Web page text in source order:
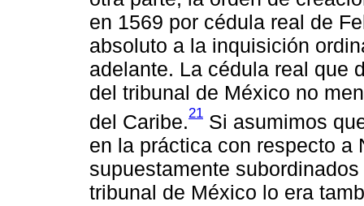
en 1569 por cédula real de
absoluto a la inquisición
adelante. La cédula real que
del tribunal de México no
del Caribe.21 Si asumimos
en la práctica con respecto a
supuestamente
tribunal de México lo era